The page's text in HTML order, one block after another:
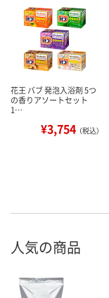
花王 バブ 発泡入浴剤 5つ
の香りアソートセット
1…
¥3,754 （税込）
人気の商品